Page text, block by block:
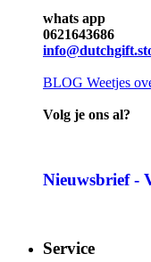
whats app
0621643686
BLOG Weetjes
Volg je ons al?
Nieuwsbrief -
Service